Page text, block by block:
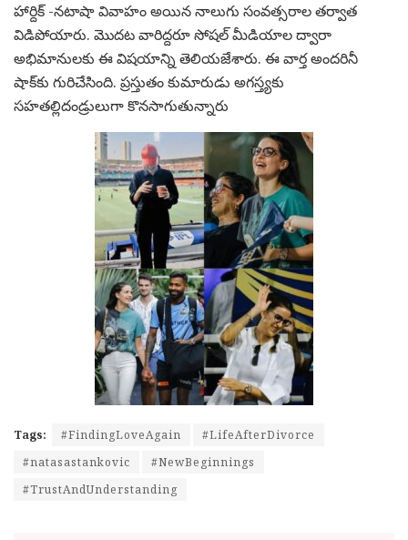
హార్దిక్ -నటాషా వివాహం అయిన నాలుగు సంవత్సరాల తర్వాత
విడిపోయారు. మొద‌ట‌ వారిద్దరూ సోషల్ మీడియాల‌ ద్వారా
అభిమానులకు ఈ విషయాన్ని తెలియజేశారు. ఈ వార్త అందరినీ
షాక్‌కు గురిచేసింది. ప్ర‌స్తుతం కుమారుడు అగ‌స్త్య‌కు
స‌హ‌త‌ల్లిదండ్రులుగా కొన‌సాగుతున్నారు
Tags: #FindingLoveAgain
#LifeAfterDivorce
#natasastankovic
#NewBeginnings
#TrustAndUnderstanding